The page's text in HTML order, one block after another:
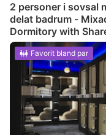
2 personer i sovsal
delat badrum -
Dormitory with
Mixed)
Favorit bland par